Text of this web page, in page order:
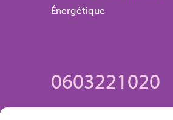
Énergétique
0603221020